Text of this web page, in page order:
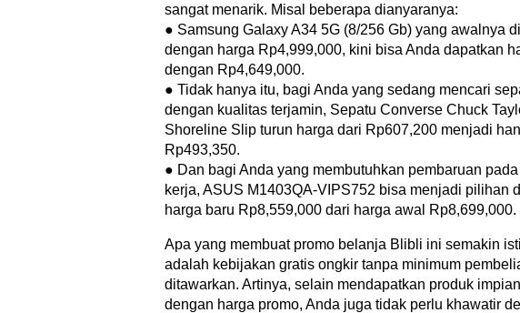
sangat menarik. Misal beberapa dianyaranya:
● Samsung Galaxy A34 5G (8/256 Gb) yang awalnya
dengan harga Rp4,999,000, kini bisa Anda dapatkan
dengan Rp4,649,000.
● Tidak hanya itu, bagi Anda yang sedang mencari
dengan kualitas terjamin, Sepatu Converse Chuck
Shoreline Slip turun harga dari Rp607,200 menjadi
Rp493,350.
● Dan bagi Anda yang membutuhkan pembaruan
kerja, ASUS M1403QA-VIPS752 bisa menjadi pilihan
harga baru Rp8,559,000 dari harga awal Rp8,699,000.
Apa yang membuat promo belanja Blibli ini semakin
adalah kebijakan gratis ongkir tanpa minimum
ditawarkan. Artinya, selain mendapatkan produk
dengan harga promo, Anda juga tidak perlu khawatir